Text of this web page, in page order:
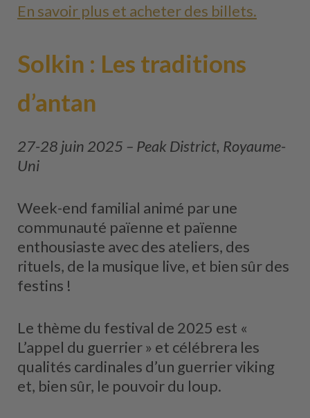
En savoir plus et acheter des billets.
Solkin : Les traditions
d’antan
27-28 juin 2025 – Peak District, Royaume-
Uni
Week-end familial animé par une
communauté païenne et païenne
enthousiaste avec des ateliers, des
rituels, de la musique live, et bien sûr des
festins !
Le thème du festival de 2025 est «
L’appel du guerrier » et célébrera les
qualités cardinales d’un guerrier viking
et, bien sûr, le pouvoir du loup.